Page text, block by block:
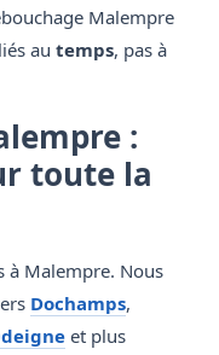
Malempre
au temps, pas à
:
toute la
à Malempre. Nous
Dochamps,
et plus